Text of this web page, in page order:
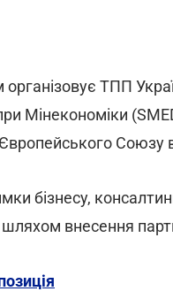
ТПП
Мінекономіки
Союзу
бізнесу,
внесення